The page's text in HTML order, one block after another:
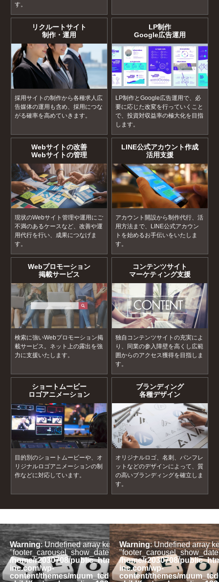
す。
リクルートサイト
制作・運用
採用サイトの制作から各種求人広
告媒体の運用も含め、採用につな
がる確率を高めていきます。
LP制作
Google広告運用
LP制作とGoogle広告運用で、必
要に応じた改変を行っていくこと
で、投資対収益率の極大化を目指
します。
Webサイトの改善
Webサイトの管理
現状のWebサイト管理や運用にご
不満のあるケースなど、改善や運
用代行を行い、成果につなげま
す。
LINE公式アカウント作成
活用支援
アカウント開設から制作代行、活
用方法まで、LINE公式アカウン
トを始めるお手伝いをいたしま
す。
Webプロモーション
掲載サービス
検索に強いWebプロモーション掲
載サービス。ネット上の露出を強
力に支援いたします。
コンテンツサイト
マーケティング支援
独自コンテンツサイトの充実によ
り、同業の参入障壁を高くし広範
囲からのアクセス獲得を目指しま
す。
ショートムービー
ロゴアニメーション
目的別のショートムービーや、オ
リジナルロゴアニメーションの制
作などに対応しています。
ブランディング
各種デザイン
オリジナルロゴ、名刺、パンフレ
ットなどのデザインによって、質
の高いブランディングを確立しま
す。
in
assistere-
Warning: Undefined array key
"footer_carousel_show_date" in
/home/r2030708/public_html/assistere-
inc.com/wp-
content/themes/muum_tcd085-
Warning: Undefined array
/home/r2030708/
inc.com/wp-
content/themes/